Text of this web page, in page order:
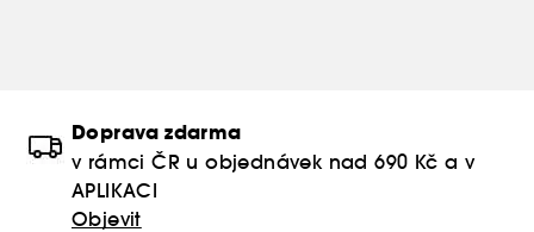
Doprava zdarma
v rámci ČR u objednávek nad 690 Kč a v
APLIKACI
Objevit